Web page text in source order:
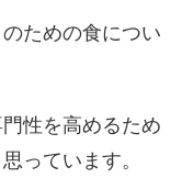
ための食につい
性を高めるため
っています。